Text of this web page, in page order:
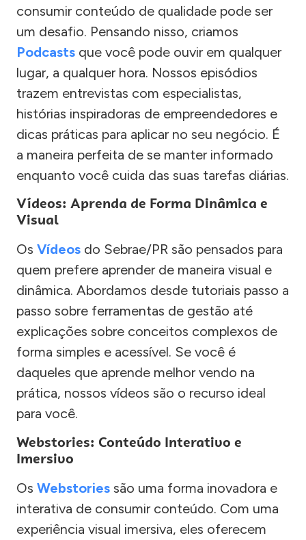
consumir conteúdo de qualidade pode ser
um desafio. Pensando nisso, criamos
Podcasts que você pode ouvir em qualquer
lugar, a qualquer hora. Nossos episódios
trazem entrevistas com especialistas,
histórias inspiradoras de empreendedores e
dicas práticas para aplicar no seu negócio. É
a maneira perfeita de se manter informado
enquanto você cuida das suas tarefas diárias.
Vídeos: Aprenda de Forma Dinâmica e
Visual
Os Vídeos do Sebrae/PR são pensados para
quem prefere aprender de maneira visual e
dinâmica. Abordamos desde tutoriais passo a
passo sobre ferramentas de gestão até
explicações sobre conceitos complexos de
forma simples e acessível. Se você é
daqueles que aprende melhor vendo na
prática, nossos vídeos são o recurso ideal
para você.
Webstories: Conteúdo Interativo e
Imersivo
Os Webstories são uma forma inovadora e
interativa de consumir conteúdo. Com uma
experiência visual imersiva, eles oferecem